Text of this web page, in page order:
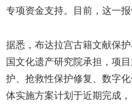
专项资金支持。目前，这一报
据悉，布达拉宫古籍文献保
国文化遗产研究院承担，项
护、抢救性保护修复、数字
体实施方案计划于近期完成